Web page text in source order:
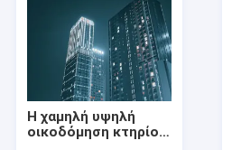
Η χαμηλή υψηλή
οικοδόμηση κτηρίου